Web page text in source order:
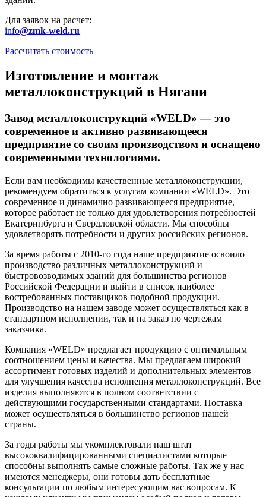
Для заявок на расчет:
info@zmk-weld.ru
Рассчитать стоимость
Изготовление и монтаж
металлоконструкций в Нягани
Завод металлоконструкций «WELD» — это
современное и активно развивающееся
предприятие со своим производством и оснащено
современными технологиями.
Если вам необходимы качественные металлоконструкции,
рекомендуем обратиться к услугам компании «WELD». Это
современное и динамично развивающееся предприятие,
которое работает не только для удовлетворения потребностей
Екатеринбурга и Свердловской области. Мы способны
удовлетворять потребности и других российских регионов.
За время работы с 2010-го года наше предприятие освоило
производство различных металлоконструкций и
быстровозводимых зданий для большинства регионов
Российской Федерации и выйти в список наиболее
востребованных поставщиков подобной продукции.
Производство на нашем заводе может осуществляться как в
стандартном исполнении, так и на заказ по чертежам
заказчика.
Компания «WELD» предлагает продукцию с оптимальным
соотношением цены и качества. Мы предлагаем широкий
ассортимент готовых изделий и дополнительных элементов
для улучшения качества исполнения металлоконструкций. Все
изделия выполняются в полном соответствии с
действующими государственными стандартами. Поставка
может осуществляться в большинство регионов нашей
страны.
За годы работы мы укомплектовали наш штат
высококвалифицированными специалистами которые
способны выполнять самые сложные работы. Так же у нас
имеются менеджеры, они готовы дать бесплатные
консультации по любым интересующим вас вопросам. К